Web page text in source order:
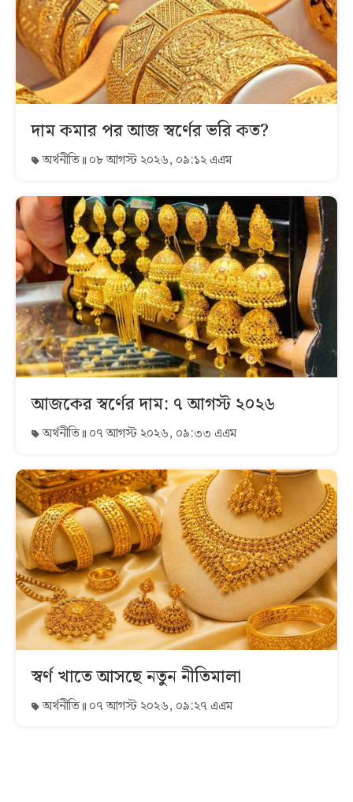
দাম কমার পর আজ স্বর্ণের ভরি কত?
অর্থনীতি ০৮ আগস্ট ২০২৬, ০৯:১২ এএম
আজকের স্বর্ণের দাম: ৭ আগস্ট ২০২৬
অর্থনীতি ০৭ আগস্ট ২০২৬, ০৯:৩৩ এএম
স্বর্ণ খাতে আসছে নতুন নীতিমালা
অর্থনীতি ০৭ আগস্ট ২০২৬, ০৯:২৭ এএম